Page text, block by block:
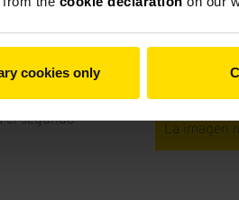
cookies only
chino Hefei
el segundo
La imagen